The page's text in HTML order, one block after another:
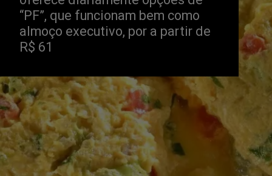
“PF”, que funcionam bem como
almoço executivo, por a partir de
R$ 61